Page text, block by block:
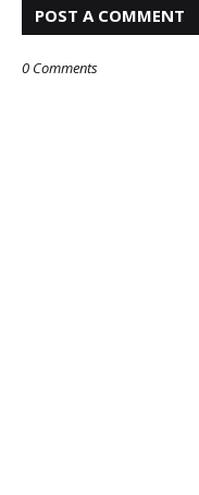
POST A COMMENT
0 Comments